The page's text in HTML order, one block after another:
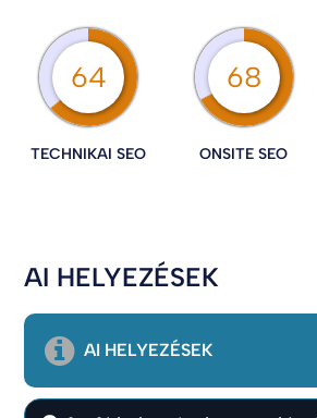
64
TECHNIKAI SEO
68
ONSITE SEO
AI HELYEZÉSEK
AI HELYEZÉSEK